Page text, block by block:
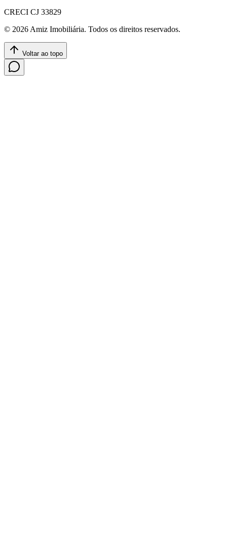
CRECI CJ 33829
© 2026 Amiz Imobiliária. Todos os direitos reservados.
Voltar ao topo